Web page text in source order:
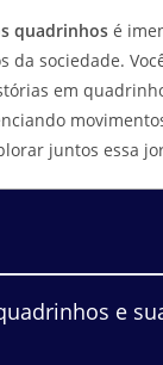
quadrinhos é
da sociedade.
em
juntos essa
e